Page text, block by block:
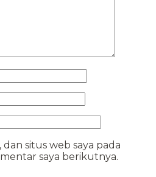
situs web saya pada
saya berikutnya.